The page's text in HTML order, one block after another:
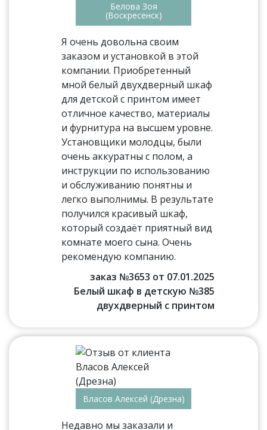
Белова Зоя
(Воскресенск)
Я очень довольна своим
заказом и установкой в этой
компании. Приобретенный
мной белый двухдверный шкаф
для детской с принтом имеет
отличное качество, материалы
и фурнитура на высшем уровне.
Установщики молодцы, были
очень аккуратны с полом, а
инструкции по использованию
и обслуживанию понятны и
легко выполнимы. В результате
получился красивый шкаф,
который создаёт приятный вид
комнате моего сына. Очень
рекомендую компанию.
заказ №3653 от 07.01.2025
Белый шкаф в детскую №385
двухдверный с принтом
Власов Алексей (Дрезна)
Недавно мы заказали и